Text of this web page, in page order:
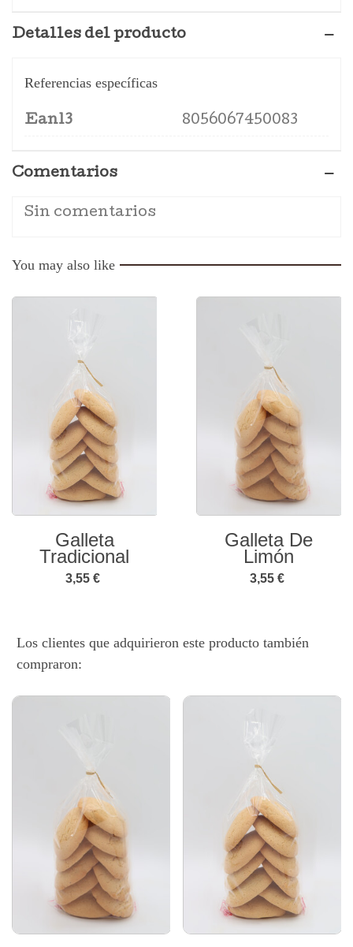
Detalles del producto
Referencias específicas
Ean13 8056067450083
Comentarios
Sin comentarios
You may also like
Galleta
Tradicional
3,55 €
Galleta De
Limón
3,55 €
Los clientes que adquirieron este producto también
compraron: